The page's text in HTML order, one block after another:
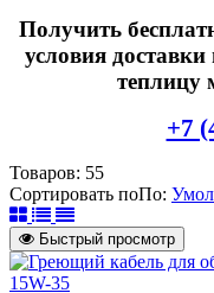
Получить
условия
теплицу
+7
Товаров: 55
Сортировать поПо:
Быстрый просмотр